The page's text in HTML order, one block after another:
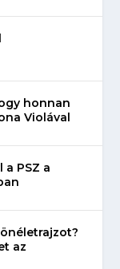
honnan
Violával
PSZ a
az